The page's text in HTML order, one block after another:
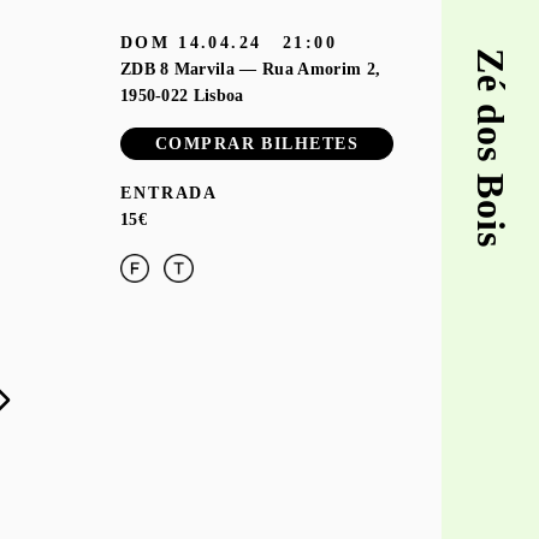
Zé dos Bois
DOM 14.04.24
21:00
ZDB 8 Marvila — Rua Amorim 2,
1950-022 Lisboa
COMPRAR BILHETES
ENTRADA
15€